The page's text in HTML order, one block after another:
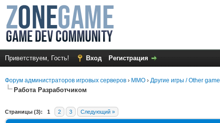
Приветствуем, Гость! Вход Регистрация
Форум администраторов игровых серверов › MMO › Другие игры / Other
Работа Разработчиком
Страницы (3): 1 2 3 Следующий »